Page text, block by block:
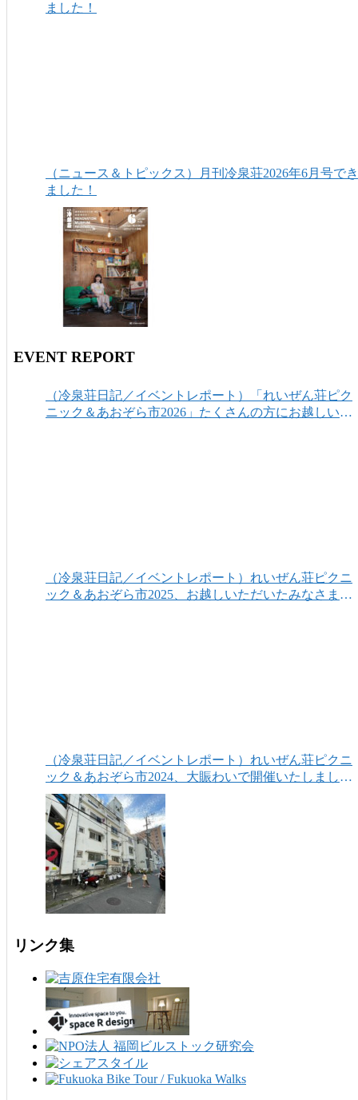
ました！
（ニュース＆トピックス）月刊冷泉荘2026年6月号でき
ました！
EVENT REPORT
（冷泉荘日記／イベントレポート）「れいぜん荘ピク
ニック＆あおぞら市2026」たくさんの方にお越しいた
（冷泉荘日記／イベントレポート）れいぜん荘ピクニ
ック＆あおぞら市2025、お越しいただいたみなさまあ
（冷泉荘日記／イベントレポート）れいぜん荘ピクニ
ック＆あおぞら市2024、大賑わいで開催いたしまし
た！
リンク集